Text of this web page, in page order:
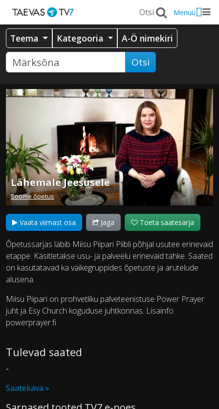
Menüü
Teema Kategooria A-Ö nimekiri
Otsi
Lähemale Jeesusele
Soome õpetus
Vaata viimast osa Jaga Toeta saatesarja
Õpetussarjas läbib Miisu Piipari Piibli põhjal usutee erinevaid
etappe. Käsitletakse usu- ja palveelu erinevaid tahke. Saated
on kasutatavad ka väikegruppides õpetuste ja arutelude
alusena.
Miisu Piipari on prohvetliku palveteenistuse Power Prayer
juht ja Esy Church koguduse juhtkonnas. Lisainfo
powerprayer.fi
Tulevad saated
-
Saatekava »